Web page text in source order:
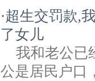
·超生交罚款,
了女儿
我和老公已
公是居民户口